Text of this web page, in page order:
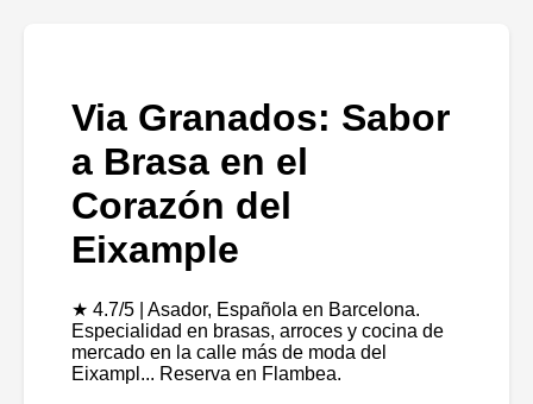
Via Granados: Sabor
a Brasa en el
Corazón del
Eixample
★ 4.7/5 | Asador, Española en Barcelona.
Especialidad en brasas, arroces y cocina de
mercado en la calle más de moda del
Eixampl... Reserva en Flambea.